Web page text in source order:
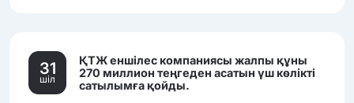
31
шiл
ҚТЖ еншілес компаниясы жалпы құны
270 миллион теңгеден асатын үш көлікті
сатылымға қойды.